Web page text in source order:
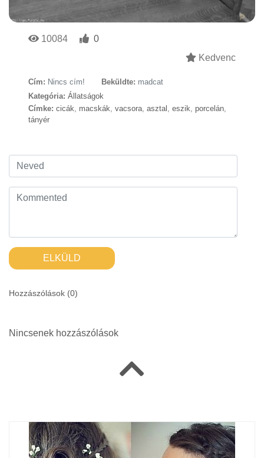
10084
0
Kedvenc
Cím: Nincs cím! Beküldte: madcat
Kategória: Állatságok
Címke: cicák macskák vacsora asztal eszik porcelán
tányér
ELKÜLD
Hozzászólások (0)
Nincsenek hozzászólások